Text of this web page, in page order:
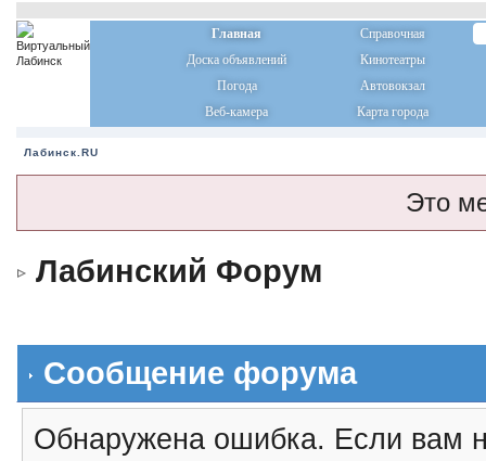
Главная
Справочная
Доска объявлений
Кинотеатры
Погода
Автовокзал
Веб-камера
Карта города
Лабинск.RU
Это
Лабинский Форум
Сообщение форума
Обнаружена ошибка. Если вам